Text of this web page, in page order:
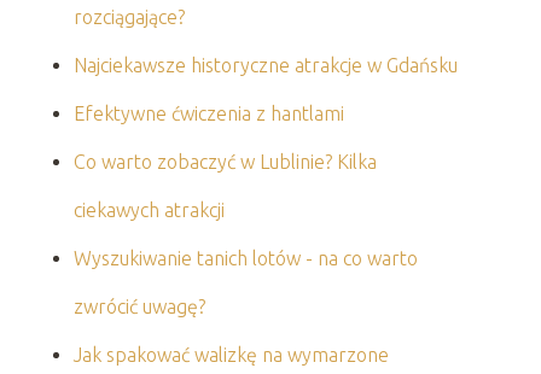
rozciągające?
Najciekawsze historyczne atrakcje w Gdańsku
Efektywne ćwiczenia z hantlami
Co warto zobaczyć w Lublinie? Kilka
ciekawych atrakcji
Wyszukiwanie tanich lotów - na co warto
zwrócić uwagę?
Jak spakować walizkę na wymarzone